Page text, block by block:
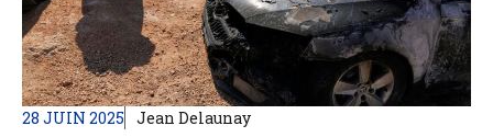
28 JUIN 2025 Jean Delaunay